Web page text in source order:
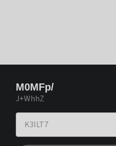
M0MFp/
J+WhhZ